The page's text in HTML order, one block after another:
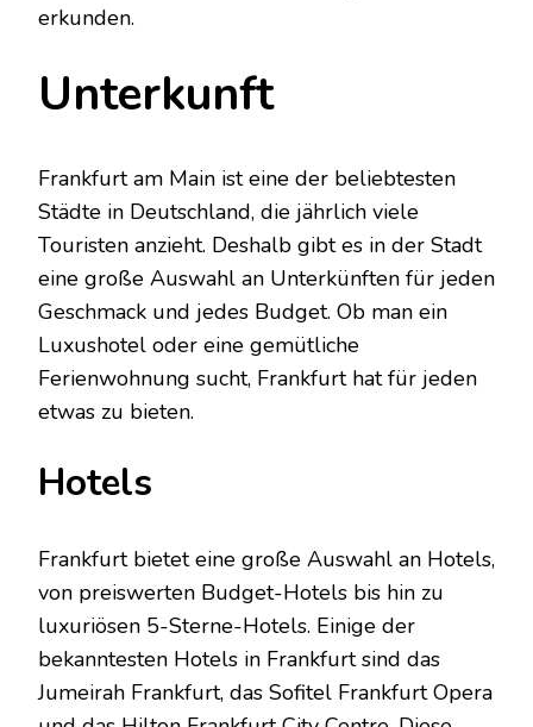
erkunden.
Unterkunft
Frankfurt am Main ist eine der beliebtesten
Städte in Deutschland, die jährlich viele
Touristen anzieht. Deshalb gibt es in der Stadt
eine große Auswahl an Unterkünften für jeden
Geschmack und jedes Budget. Ob man ein
Luxushotel oder eine gemütliche
Ferienwohnung sucht, Frankfurt hat für jeden
etwas zu bieten.
Hotels
Frankfurt bietet eine große Auswahl an Hotels,
von preiswerten Budget-Hotels bis hin zu
luxuriösen 5-Sterne-Hotels. Einige der
bekanntesten Hotels in Frankfurt sind das
Jumeirah Frankfurt, das Sofitel Frankfurt Opera